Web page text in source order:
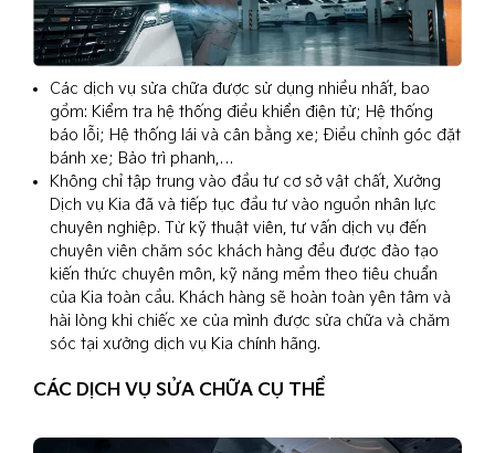
Các dịch vụ sửa chữa được sử dụng nhiều nhất, bao
gồm: Kiểm tra hệ thống điều khiển điện tử; Hệ thống
báo lỗi; Hệ thống lái và cân bằng xe; Điều chỉnh góc đặt
bánh xe; Bảo trì phanh,…
Không chỉ tập trung vào đầu tư cơ sở vật chất, Xưởng
Dịch vụ Kia đã và tiếp tục đầu tư vào nguồn nhân lực
chuyên nghiệp. Từ kỹ thuật viên, tư vấn dịch vụ đến
chuyên viên chăm sóc khách hàng đều được đào tạo
kiến thức chuyên môn, kỹ năng mềm theo tiêu chuẩn
của Kia toàn cầu. Khách hàng sẽ hoàn toàn yên tâm và
hài lòng khi chiếc xe của mình được sửa chữa và chăm
sóc tại xưởng dịch vụ Kia chính hãng.
CÁC DỊCH VỤ SỬA CHỮA CỤ THỂ